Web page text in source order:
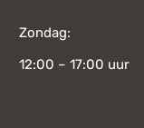
Zondag:
12:00 – 17:00 uur